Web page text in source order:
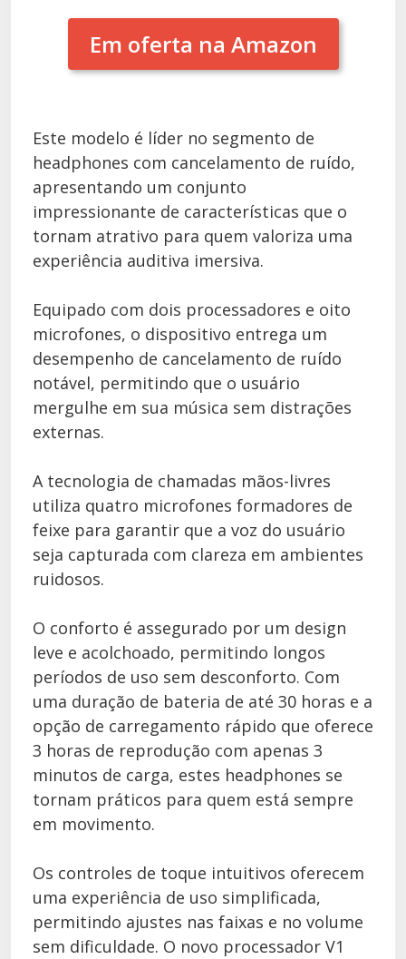
Em oferta na Amazon
Este modelo é líder no segmento de
headphones com cancelamento de ruído,
apresentando um conjunto
impressionante de características que o
tornam atrativo para quem valoriza uma
experiência auditiva imersiva.
Equipado com dois processadores e oito
microfones, o dispositivo entrega um
desempenho de cancelamento de ruído
notável, permitindo que o usuário
mergulhe em sua música sem distrações
externas.
A tecnologia de chamadas mãos-livres
utiliza quatro microfones formadores de
feixe para garantir que a voz do usuário
seja capturada com clareza em ambientes
ruidosos.
O conforto é assegurado por um design
leve e acolchoado, permitindo longos
períodos de uso sem desconforto. Com
uma duração de bateria de até 30 horas e a
opção de carregamento rápido que oferece
3 horas de reprodução com apenas 3
minutos de carga, estes headphones se
tornam práticos para quem está sempre
em movimento.
Os controles de toque intuitivos oferecem
uma experiência de uso simplificada,
permitindo ajustes nas faixas e no volume
sem dificuldade. O novo processador V1